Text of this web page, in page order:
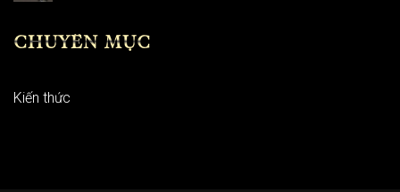
CHUYÊN MỤC
Kiến thức